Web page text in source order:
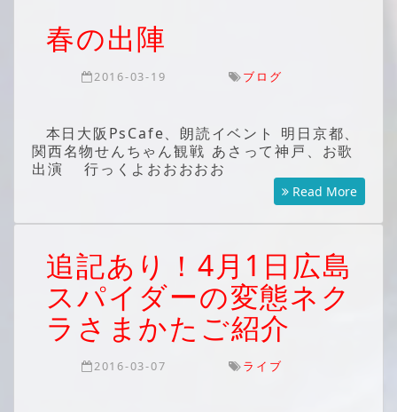
春の出陣
2016-03-19 ブログ
本日大阪PsCafe、朗読イベント 明日京都、
関西名物せんちゃん観戦 あさって神戸、お歌
出演 行っくよおおおおお
Read More
追記あり！4月1日広島
スパイダーの変態ネク
ラさまかたご紹介
2016-03-07 ライブ